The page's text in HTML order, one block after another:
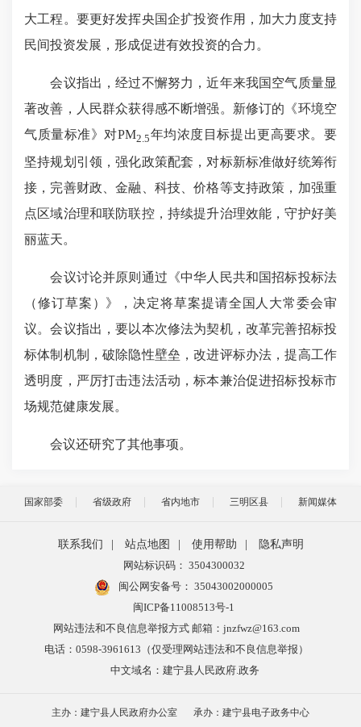
大工程。要更好发挥央国企扩投资作用，加大力度支持
民间投资发展，形成促进有效投资的合力。
会议指出，经过不懈努力，近年来我国空气质量显
著改善，人民群众获得感不断增强。新修订的《环境空
气质量标准》对PM2.5年均浓度目标提出更高要求。要
坚持规划引领，强化政策配套，对标新标准做好统筹衔
接，完善财政、金融、科技、价格等支持政策，加强重
点区域治理和联防联控，持续提升治理效能，守护好美
丽蓝天。
会议讨论并原则通过《中华人民共和国招标投标法
（修订草案）》，决定将草案提请全国人大常委会审
议。会议指出，要以本次修法为契机，改革完善招标投
标体制机制，破除隐性壁垒，改进评标办法，提高工作
透明度，严厉打击违法活动，标本兼治促进招标投标市
场规范健康发展。
会议还研究了其他事项。
国家部委 省级政府 省内地市 三明区县 新闻媒体
联系我们 站点地图 使用帮助
隐私声明
网站标识码： 3504300032
闽公网安备号： 35043002000005
闽ICP备11008513号-1
网站违法和不良信息举报方式 邮箱：jnzfwz@163.com
电话：0598-3961613（仅受理网站违法和不良信息举报）
中文域名：建宁县人民政府.政务
主办：建宁县人民政府办公室 承办：建宁县电子政务中心